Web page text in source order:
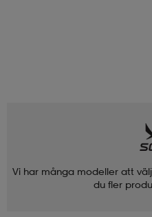
Vi har många modeller att
du fler